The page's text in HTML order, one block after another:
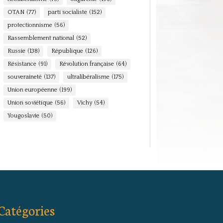
OTAN (77) parti socialiste (152)
protectionnisme (56)
Rassemblement national (52)
Russie (138) République (126)
Résistance (91) Révolution française (64)
souveraineté (137) ultralibéralisme (175)
Union européenne (199)
Union soviétique (56) Vichy (54)
Yougoslavie (50)